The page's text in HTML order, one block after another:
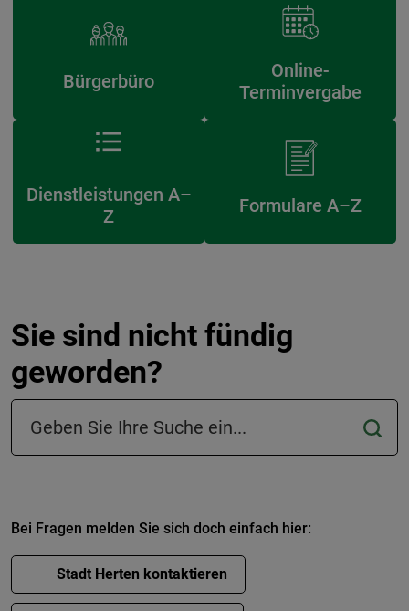
Bürgerbüro
Online-
Terminvergabe
Dienstleistungen A–
Z
Formulare A–Z
Sie sind nicht fündig
geworden?
Suchfeld in der Fußzeile
Bei Fragen melden Sie sich doch einfach hier:
Stadt Herten kontaktieren